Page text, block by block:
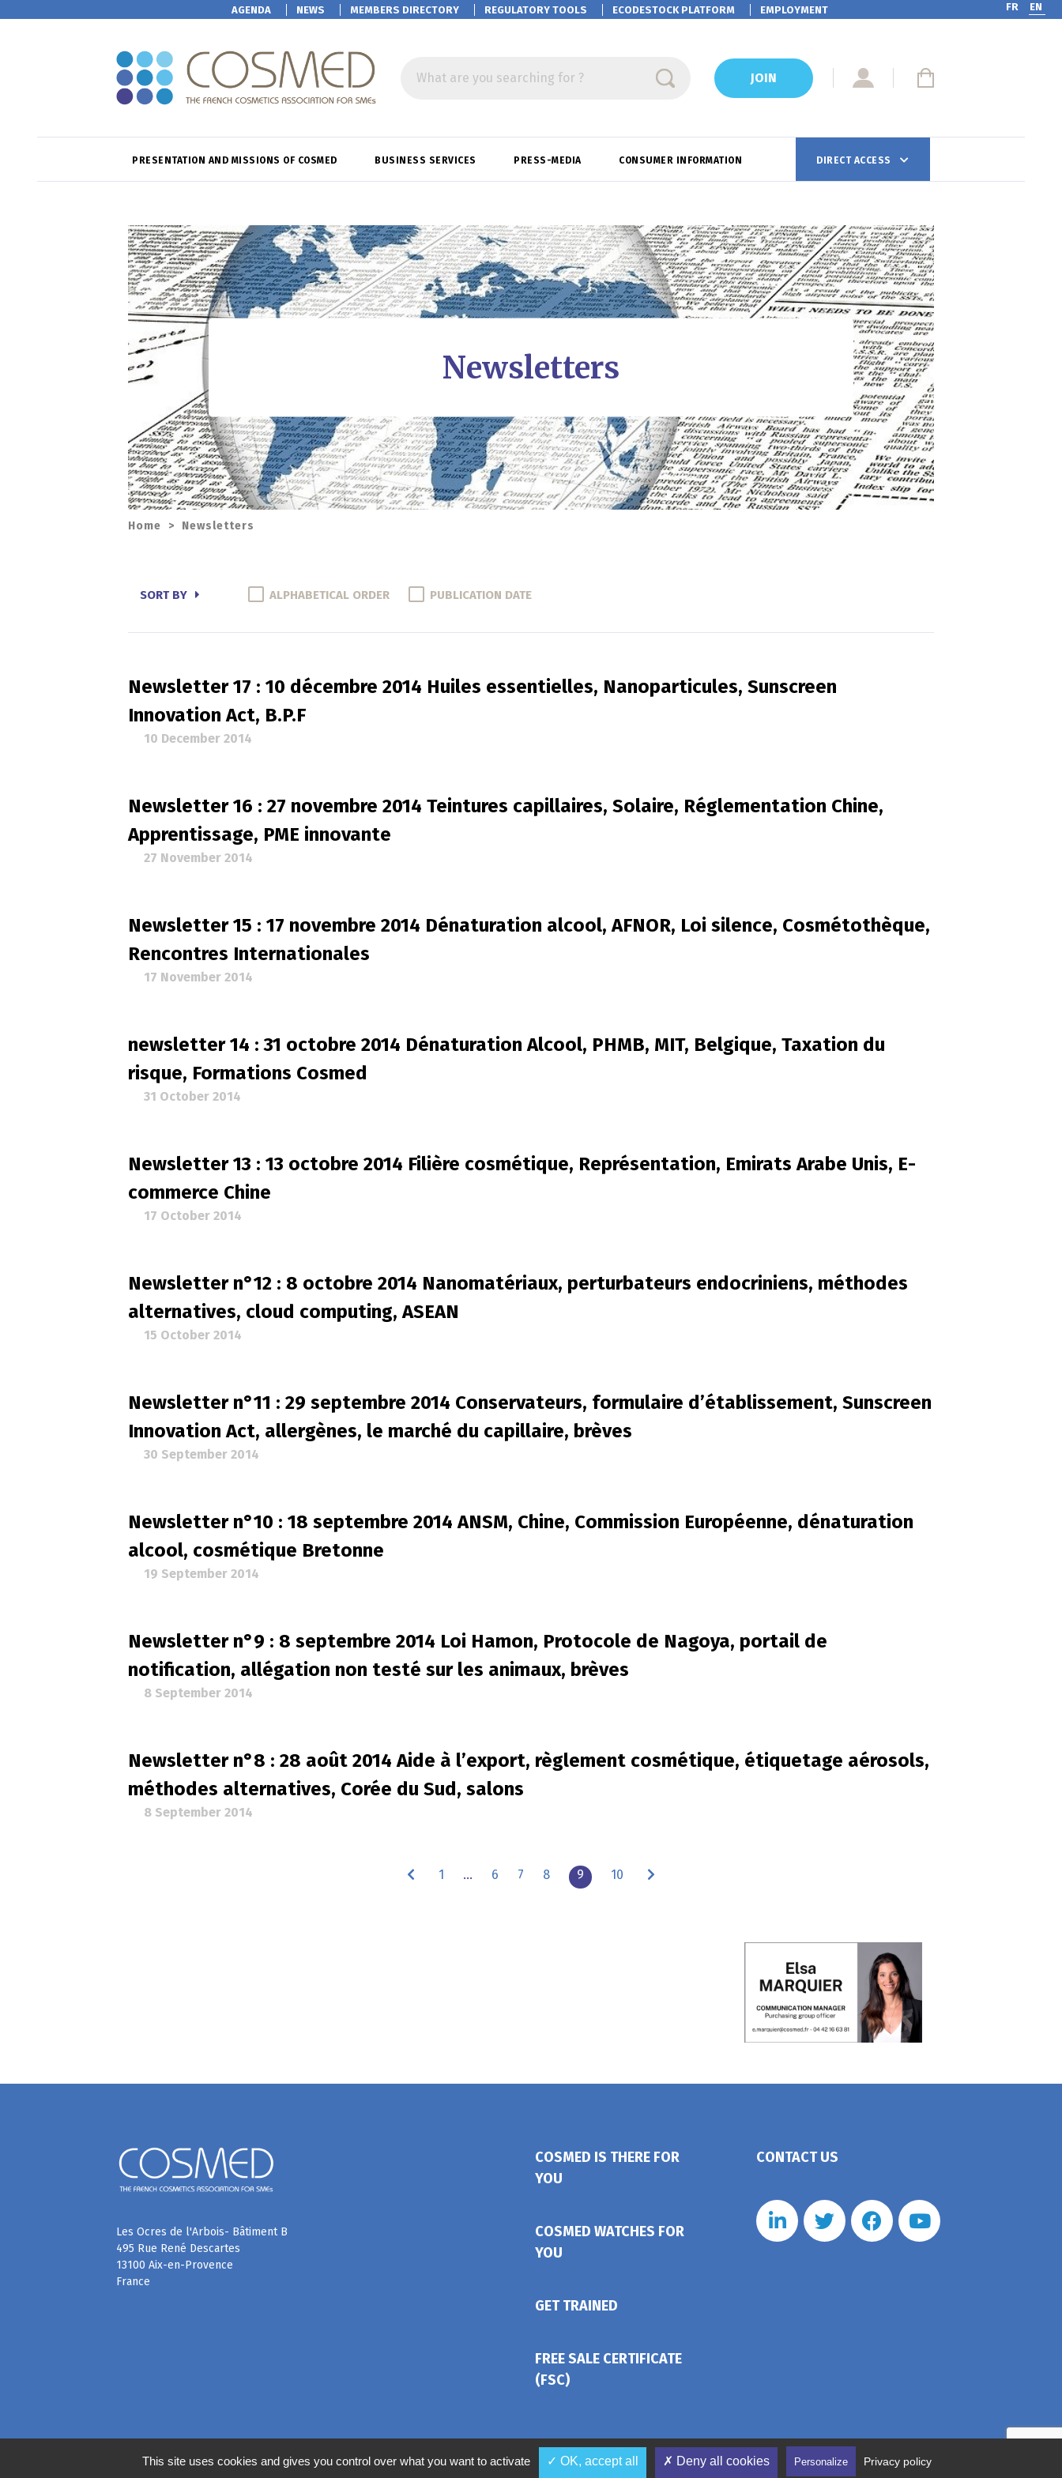
AGENDA NEWS MEMBERS DIRECTORY REGULATORY TOOLS ECODESTOCK PLATFORM EMPLOYMENT FR EN
What are you searching for ? JOIN
PRESENTATION AND MISSIONS OF COSMED BUSINESS SERVICES PRESS-MEDIA CONSUMER INFORMATION DIRECT ACCESS
Newsletters
Home > Newsletters
SORT BY ALPHABETICAL ORDER PUBLICATION DATE
Newsletter 17 : 10 décembre 2014 Huiles essentielles, Nanoparticules, Sunscreen
Innovation Act, B.P.F
10 December 2014
Newsletter 16 : 27 novembre 2014 Teintures capillaires, Solaire, Réglementation Chine,
Apprentissage, PME innovante
27 November 2014
Newsletter 15 : 17 novembre 2014 Dénaturation alcool, AFNOR, Loi silence, Cosmétothèque,
Rencontres Internationales
17 November 2014
newsletter 14 : 31 octobre 2014 Dénaturation Alcool, PHMB, MIT, Belgique, Taxation du
risque, Formations Cosmed
31 October 2014
Newsletter 13 : 13 octobre 2014 Filière cosmétique, Représentation, Emirats Arabe Unis, E-
commerce Chine
17 October 2014
Newsletter n°12 : 8 octobre 2014 Nanomatériaux, perturbateurs endocriniens, méthodes
alternatives, cloud computing, ASEAN
15 October 2014
Newsletter n°11 : 29 septembre 2014 Conservateurs, formulaire d’établissement, Sunscreen
Innovation Act, allergènes, le marché du capillaire, brèves
30 September 2014
Newsletter n°10 : 18 septembre 2014 ANSM, Chine, Commission Européenne, dénaturation
alcool, cosmétique Bretonne
19 September 2014
Newsletter n°9 : 8 septembre 2014 Loi Hamon, Protocole de Nagoya, portail de
notification, allégation non testé sur les animaux, brèves
8 September 2014
Newsletter n°8 : 28 août 2014 Aide à l’export, règlement cosmétique, étiquetage aérosols,
méthodes alternatives, Corée du Sud, salons
8 September 2014
1 … 6 7 8 9 10
Les Ocres de l'Arbois- Bâtiment B
495 Rue René Descartes
13100 Aix-en-Provence
France
COSMED IS THERE FOR
YOU
COSMED WATCHES FOR
YOU
GET TRAINED
FREE SALE CERTIFICATE
(FSC)
CONTACT US
Terms & Conditions Data preferences Personal data management policy
©COSMED, tous droits réservés. Réalisé par
This site uses cookies and gives you control over what you want to activate ✓ OK, accept all ✗ Deny all cookies Personalize Privacy policy